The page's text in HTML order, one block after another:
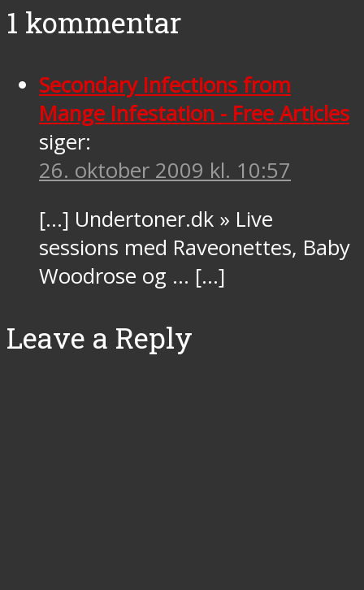
1 kommentar
Secondary Infections from
Mange Infestation - Free Articles
siger:
26. oktober 2009 kl. 10:57
[…] Undertoner.dk » Live
sessions med Raveonettes, Baby
Woodrose og … […]
Leave a Reply